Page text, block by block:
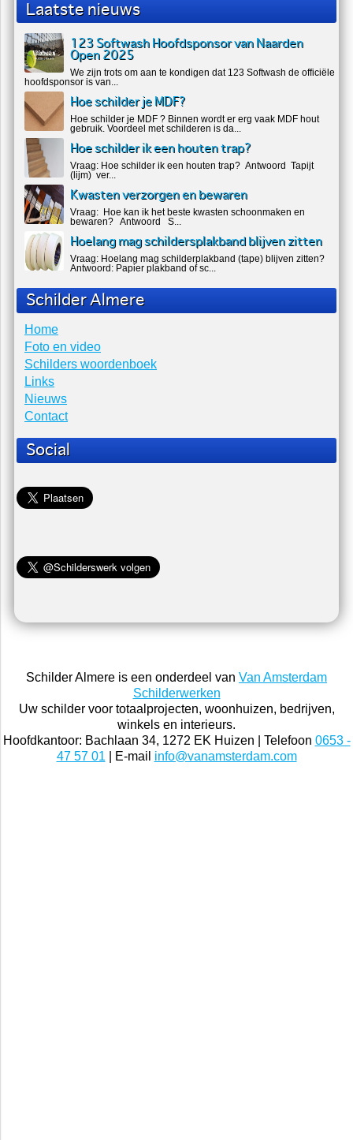
Laatste nieuws
123 Softwash Hoofdsponsor van Naarden
Open 2025
We zijn trots om aan te kondigen dat 123 Softwash de officiële
hoofdsponsor is van...
Hoe schilder je MDF?
Hoe schilder je MDF ? Binnen wordt er erg vaak MDF hout
gebruik. Voordeel met schilderen is da...
Hoe schilder ik een houten trap?
Vraag: Hoe schilder ik een houten trap? Antwoord Tapijt
(lijm) ver...
Kwasten verzorgen en bewaren
Vraag: Hoe kan ik het beste kwasten schoonmaken en
bewaren? Antwoord S...
Hoelang mag schildersplakband blijven zitten
Vraag: Hoelang mag schilderplakband (tape) blijven zitten?
Antwoord: Papier plakband of sc...
Schilder Almere
Home
Foto en video
Schilders woordenboek
Links
Nieuws
Contact
Social
Schilder Almere is een onderdeel van Van Amsterdam
Schilderwerken
Uw schilder voor totaalprojecten, woonhuizen, bedrijven,
winkels en interieurs.
Hoofdkantoor: Bachlaan 34, 1272 EK Huizen | Telefoon 0653 -
47 57 01 | E-mail info@vanamsterdam.com